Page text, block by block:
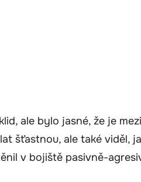
ale bylo jasné, že je
šťastnou, ale také viděl,
v bojiště pasivně-